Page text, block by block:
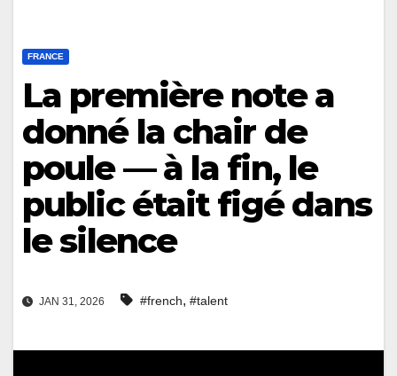
FRANCE
La première note a
donné la chair de
poule — à la fin, le
public était figé dans
le silence
JAN 31, 2026 #french, #talent